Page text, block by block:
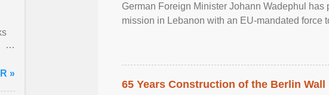
German Foreign Minister Johann Wadephul
mission ​in Lebanon with an EU-mandated force
65 Years Construction of the Berlin Wall
»